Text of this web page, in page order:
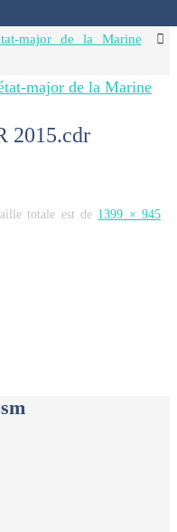
major de la Marine
major de la Marine
2015.cdr
totale est de 1399 × 945